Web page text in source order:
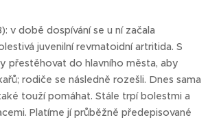
v době dospívání se u ní začala
juvenilní revmatoidní artritida. S
přestěhovat do hlavního města, aby
rodiče se následně rozešli. Dnes sama
touží pomáhat. Stále trpí bolestmi a
Platíme jí průběžně předepisované